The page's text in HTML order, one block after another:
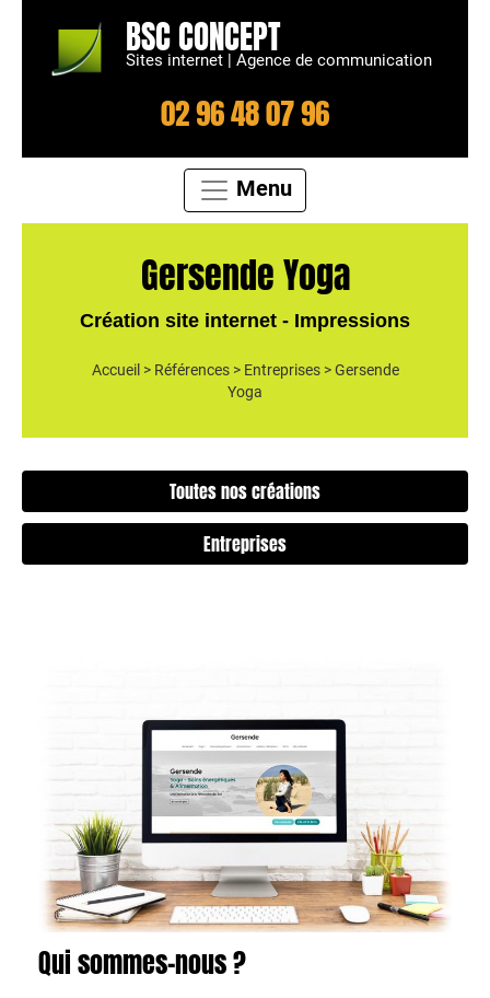
BSC CONCEPT
Sites internet | Agence de communication
02 96 48 07 96
Menu
Gersende Yoga
Création site internet - Impressions
Accueil > Références> Entreprises>Gersende
Yoga
Toutes nos créations
Entreprises
Qui sommes-nous ?